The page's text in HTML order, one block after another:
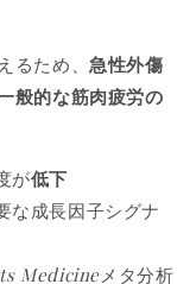
るため、急性外傷
般的な筋肉疲労の
が低下
な成長因子シグナ
Medicineメタ分析